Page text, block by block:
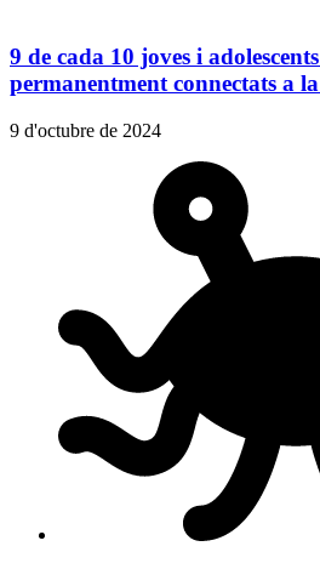
9 de cada 10 joves i
permanentment connectats a
9 d'octubre de 2024